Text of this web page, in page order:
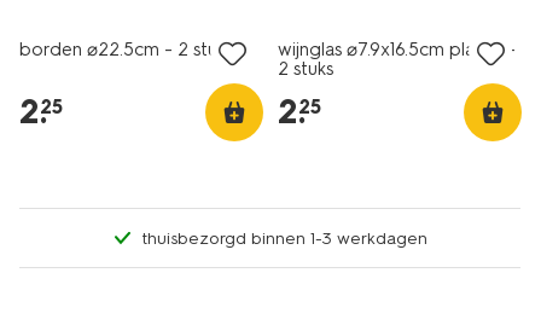
borden ⌀22.5cm - 2 stuks
2.
25
wijnglas ⌀7.9x16.5cm plastic -
2 stuks
2.
25
thuisbezorgd binnen 1-3 werkdagen